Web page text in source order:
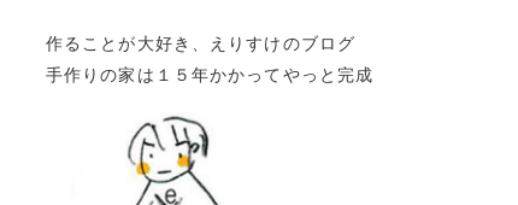
作ることが大好き、えりすけのブログ
手作りの家は１５年かかってやっと完成